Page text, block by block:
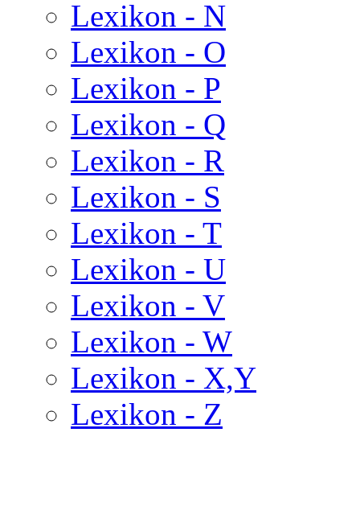
Lexikon - N
Lexikon - O
Lexikon - P
Lexikon - Q
Lexikon - R
Lexikon - S
Lexikon - T
Lexikon - U
Lexikon - V
Lexikon - W
Lexikon - X,Y
Lexikon - Z